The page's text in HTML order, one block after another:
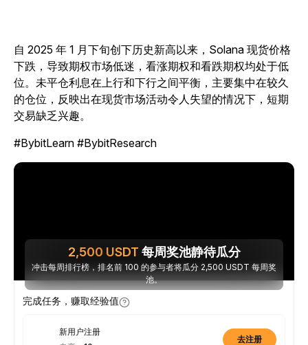
自 2025 年 1 月下旬创下历史新高以来，Solana 现货价格
下跌，导致期权市场低迷，看涨期权和看跌期权均处于低
位。未平仓利息在上行和下行之间平衡，主要集中在较久
的仓位，反映出在现货市场活动令人失望的情况下，短期
交易缺乏兴趣。
#BybitLearn #BybitResearch
2,500 USDT 每周奖池静待瓜分
冲击每周排行榜，排名前 100 的参与者将瓜分 2,500 USDT 每周奖
池。
完成任务，赚取经验值
新用户注册
去注册